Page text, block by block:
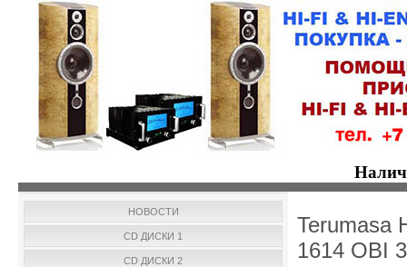
НОВОСТИ
CD ДИСКИ 1
CD ДИСКИ 2
Terumasa
1614 OBI 3